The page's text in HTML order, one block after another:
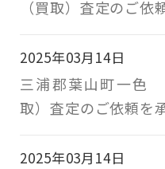
（買取）査定のご依
2025年03月14日
三浦郡葉山町一色
取）査定のご依頼を
2025年03月14日